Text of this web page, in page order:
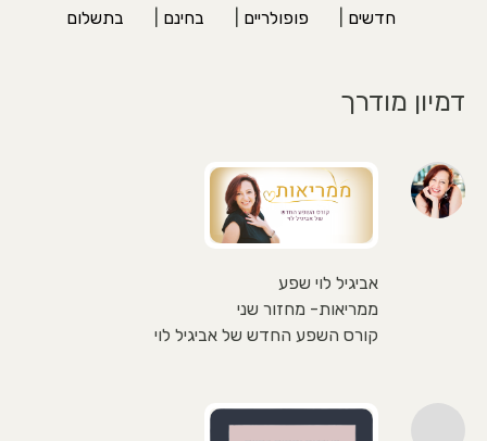
חדשים פופולריים בחינם בתשלום
דמיון מודרך
אביגיל לוי שפע
ממריאות- מחזור שני
קורס השפע החדש של אביגיל לוי